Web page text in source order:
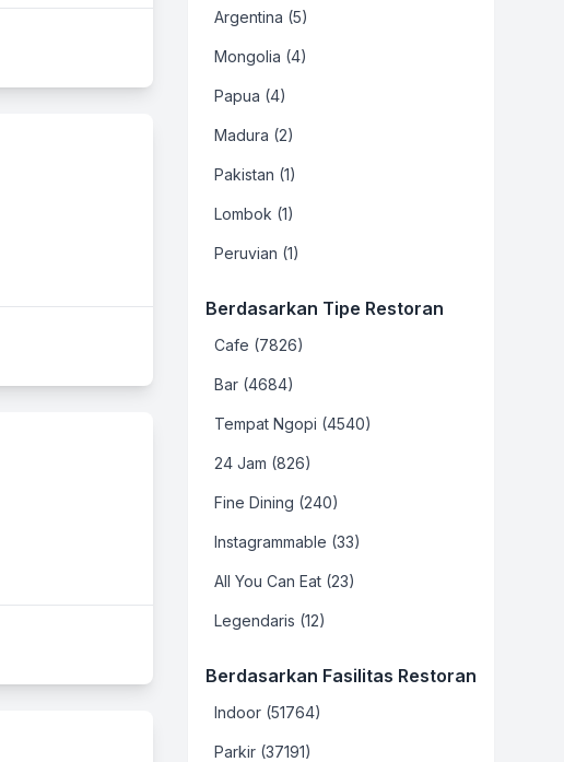
Argentina (5)
Mongolia (4)
Papua (4)
Madura (2)
Pakistan (1)
Lombok (1)
Peruvian (1)
Berdasarkan Tipe Restoran
Cafe (7826)
Bar (4684)
Tempat Ngopi (4540)
24 Jam (826)
Fine Dining (240)
Instagrammable (33)
All You Can Eat (23)
Legendaris (12)
Berdasarkan Fasilitas Restoran
Indoor (51764)
Parkir (37191)